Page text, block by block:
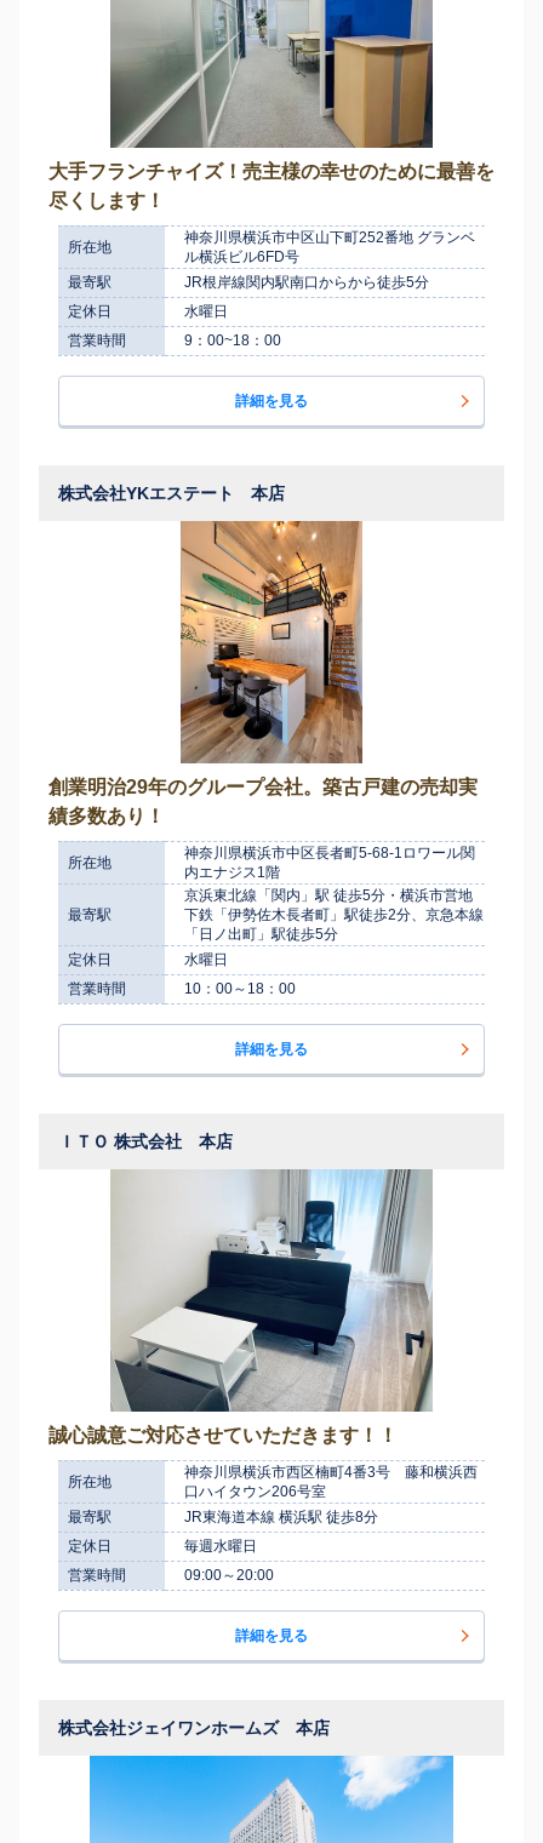
大手フランチャイズ！売主様の幸せのために最善を
尽くします！
所在地
神奈川県横浜市中区山下町252番地 グランベ
ル横浜ビル6FD号
最寄駅
JR根岸線関内駅南口からから徒歩5分
定休日
水曜日
営業時間
9：00~18：00
詳細を見る
株式会社YKエステート 本店
創業明治29年のグループ会社。築古戸建の売却実
績多数あり！
所在地
神奈川県横浜市中区長者町5-68-1ロワール関
内エナジス1階
最寄駅
京浜東北線「関内」駅 徒歩5分・横浜市営地
下鉄「伊勢佐木長者町」駅徒歩2分、京急本線
「日ノ出町」駅徒歩5分
定休日
水曜日
営業時間
10：00～18：00
詳細を見る
ＩＴＯ 株式会社 本店
誠心誠意ご対応させていただきます！！
所在地
神奈川県横浜市西区楠町4番3号 藤和横浜西
口ハイタウン206号室
最寄駅
JR東海道本線 横浜駅 徒歩8分
定休日
毎週水曜日
営業時間
09:00～20:00
詳細を見る
株式会社ジェイワンホームズ 本店